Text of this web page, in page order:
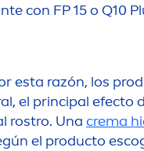
con FP 15 o Q10
esta razón, los
el principal efecto
rostro. Una crema
el producto